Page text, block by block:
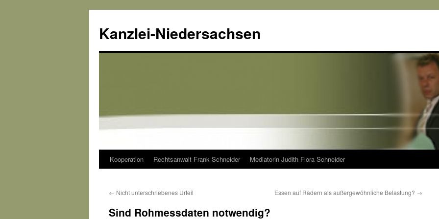
Kanzlei-Niedersachsen
Zum
springen
Kooperation Rechtsanwalt Frank Schneider Mediatorin Judith Flora Schneider
← Nicht unterschriebenes Urteil Essen auf Rädern als außergewöhnliche Belastung? →
Sind Rohmessdaten notwendig?